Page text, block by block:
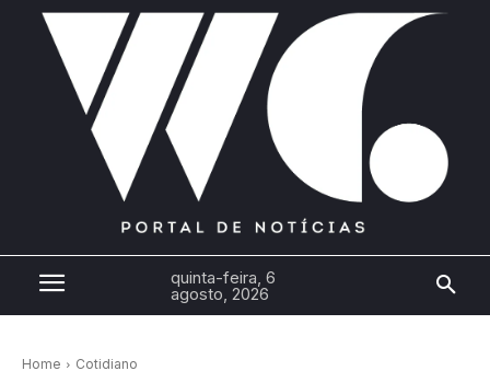
quinta-feira, 6
agosto, 2026
Home Cotidiano